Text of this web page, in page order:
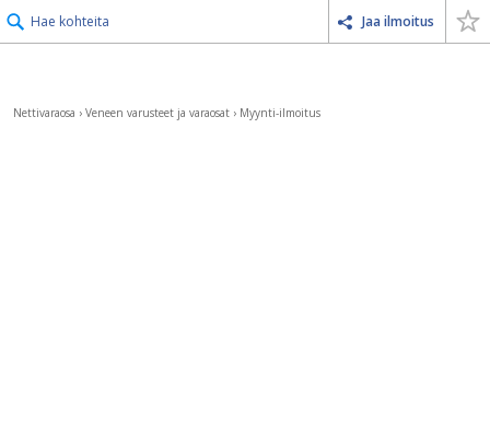
Hae kohteita Jaa ilmoitus
Nettivaraosa › Veneen varusteet ja varaosat › Myynti-ilmoitus